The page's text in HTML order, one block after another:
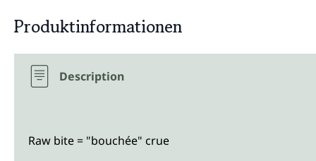
Produktinformationen
Description
Raw bite = "bouchée" crue